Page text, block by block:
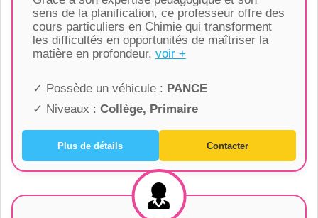
sens de la planification, ce professeur offre des
cours particuliers en Chimie qui transforment
les difficultés en opportunités de maîtriser la
matière en profondeur. voir +
✓ Possède un véhicule : PANCE
✓ Niveaux : Collège, Primaire
Plus de détails Contacter